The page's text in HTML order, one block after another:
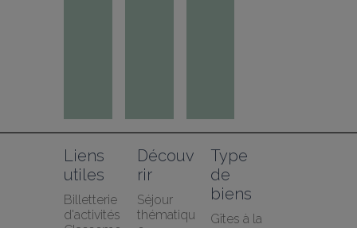
Liens
utiles
Billetterie
d'activités
Découv
rir
Séjour
thématiqu
Type
de
biens
Gîtes à la